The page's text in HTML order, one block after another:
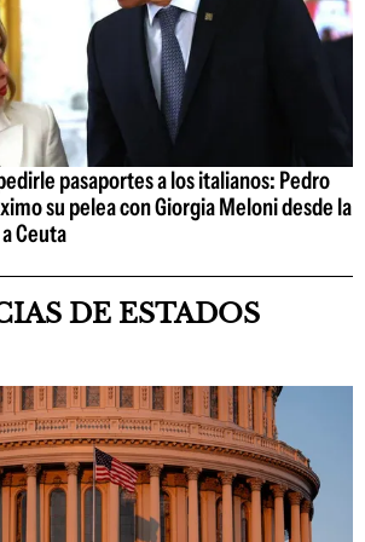
pasaportes a los italianos: Pedro
su pelea con Giorgia Meloni desde la
Ceuta
DE ESTADOS